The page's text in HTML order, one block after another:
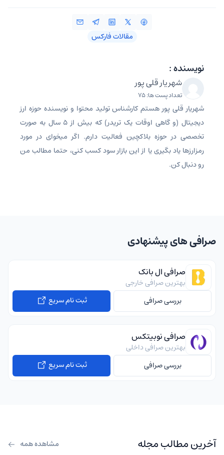
مقالات فارکس
نویسنده :
شهریار قلی پور
تعداد پست ها: 75
شهریار قلی پور هستم کارشناس تولید محتوا و نویسنده حوزه ارز
دیجیتال (و گاهی اوقات یک تریدر) که بیش از ۵ سال به صورت
تخصصی در حوزه بلاکچین فعالیت دارم. اگر میخوای در مورد
رمزارزها یاد بگیری یا از این بازار سود کسب کنی، حتما مطالب من
رو دنبال کن.
صرافی های پیشنهادی
صرافی ال بانک
بهترین صرافی خارجی
بررسی صرافی
ثبت نام سریع
صرافی نوبیتکس
بهترین صرافی داخلی
بررسی صرافی
ثبت نام سریع
آخرین مطالب مجله مشاهده همه